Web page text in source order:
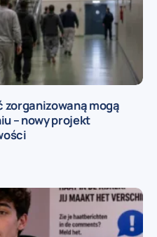
zorganizowaną mogą
– nowy projekt